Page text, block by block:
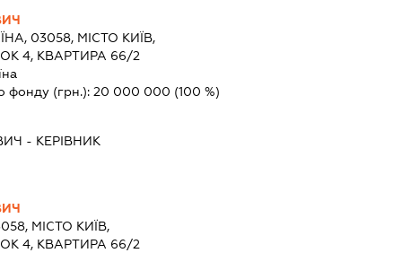
03058, МІСТО КИЇВ,
4, КВАРТИРА 66/2
фонду (грн.): 20 000 000 (100 %)
- КЕРІВНИК
МІСТО КИЇВ,
4, КВАРТИРА 66/2